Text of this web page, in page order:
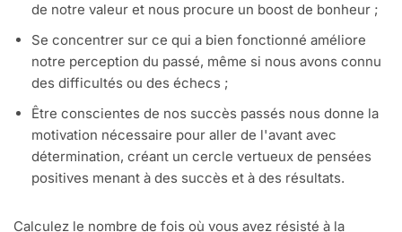
de notre valeur et nous procure un boost de bonheur ;
Se concentrer sur ce qui a bien fonctionné améliore
notre perception du passé, même si nous avons connu
des difficultés ou des échecs ;
Être conscientes de nos succès passés nous donne la
motivation nécessaire pour aller de l'avant avec
détermination, créant un cercle vertueux de pensées
positives menant à des succès et à des résultats.
Calculez le nombre de fois où vous avez résisté à la